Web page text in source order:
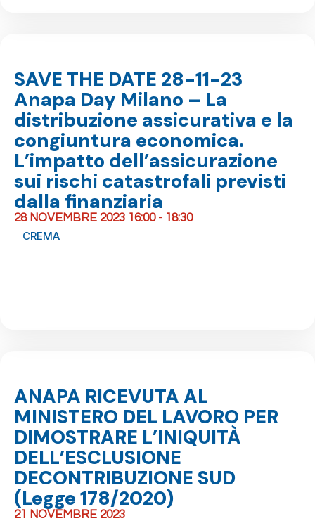
SAVE THE DATE 28-11-23
Anapa Day Milano – La
distribuzione assicurativa e la
congiuntura economica.
L’impatto dell’assicurazione
sui rischi catastrofali previsti
dalla finanziaria
28 NOVEMBRE 2023 16:00 - 18:30
CREMA
ANAPA RICEVUTA AL
MINISTERO DEL LAVORO PER
DIMOSTRARE L’INIQUITÀ
DELL’ESCLUSIONE
DECONTRIBUZIONE SUD
(Legge 178/2020)
21 NOVEMBRE 2023